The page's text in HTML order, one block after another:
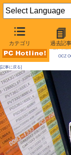
カテゴリ 過去記事
OCZ
[記事に戻る]